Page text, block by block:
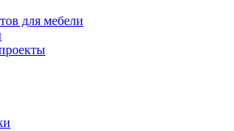
для мебели